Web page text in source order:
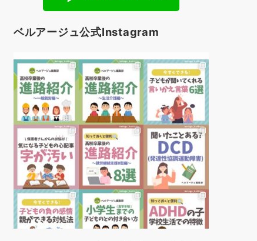
ベルアージュ公式Instagram